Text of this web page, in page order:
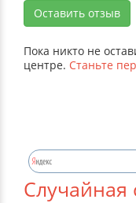
Оставить отзыв
Пока никто не
центре. Станьте
Случайная